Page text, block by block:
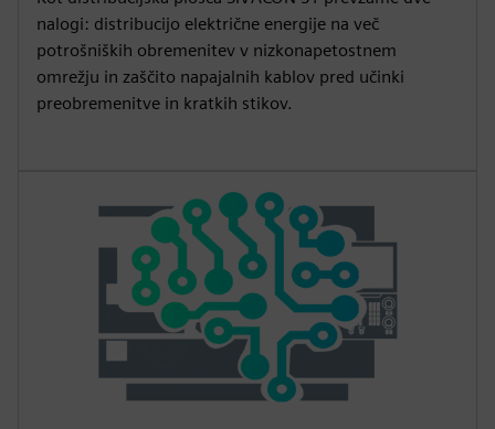
nalogi: distribucijo električne energije na več
potrošniških obremenitev v nizkonapetostnem
omrežju in zaščito napajalnih kablov pred učinki
preobremenitve in kratkih stikov.